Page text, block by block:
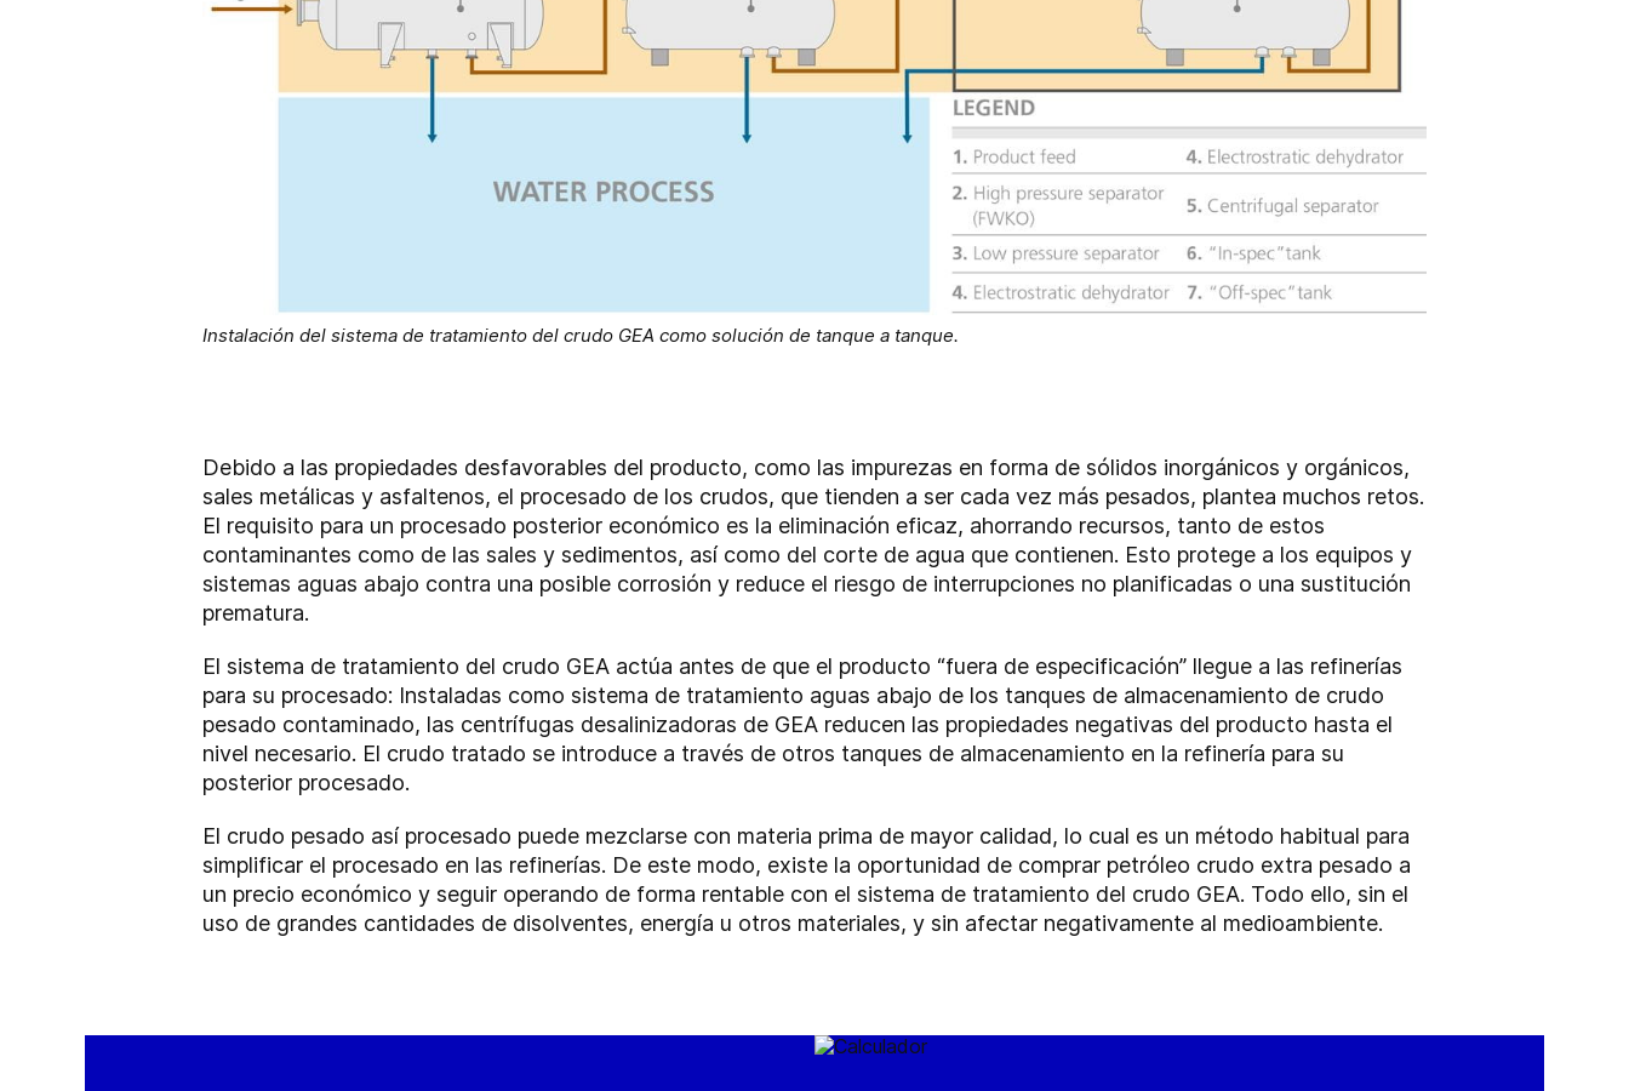
Instalación del sistema de tratamiento del crudo GEA como solución de tanque a tanque.
Debido a las propiedades desfavorables del producto, como las impurezas en forma de sólidos inorgánicos y orgánicos,
sales metálicas y asfaltenos, el procesado de los crudos, que tienden a ser cada vez más pesados, plantea muchos retos.
El requisito para un procesado posterior económico es la eliminación eficaz, ahorrando recursos, tanto de estos
contaminantes como de las sales y sedimentos, así como del corte de agua que contienen. Esto protege a los equipos y
sistemas aguas abajo contra una posible corrosión y reduce el riesgo de interrupciones no planificadas o una sustitución
prematura.
El sistema de tratamiento del crudo GEA actúa antes de que el producto “fuera de especificación” llegue a las refinerías
para su procesado: Instaladas como sistema de tratamiento aguas abajo de los tanques de almacenamiento de crudo
pesado contaminado, las centrífugas desalinizadoras de GEA reducen las propiedades negativas del producto hasta el
nivel necesario. El crudo tratado se introduce a través de otros tanques de almacenamiento en la refinería para su
posterior procesado.
El crudo pesado así procesado puede mezclarse con materia prima de mayor calidad, lo cual es un método habitual para
simplificar el procesado en las refinerías. De este modo, existe la oportunidad de comprar petróleo crudo extra pesado a
un precio económico y seguir operando de forma rentable con el sistema de tratamiento del crudo GEA. Todo ello, sin el
uso de grandes cantidades de disolventes, energía u otros materiales, y sin afectar negativamente al medioambiente.